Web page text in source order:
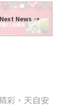
Next News
彩，天自安